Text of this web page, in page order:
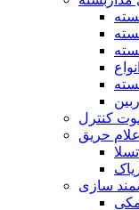
کنترل
حریق
سازی